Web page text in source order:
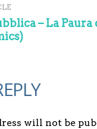
– La Paura
will not be